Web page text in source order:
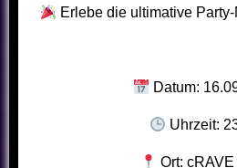
Erlebe die ultimative
Datum:
Uhrzeit:
Ort: